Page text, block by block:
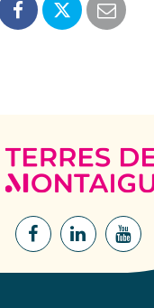
Lien
Lien
Lien